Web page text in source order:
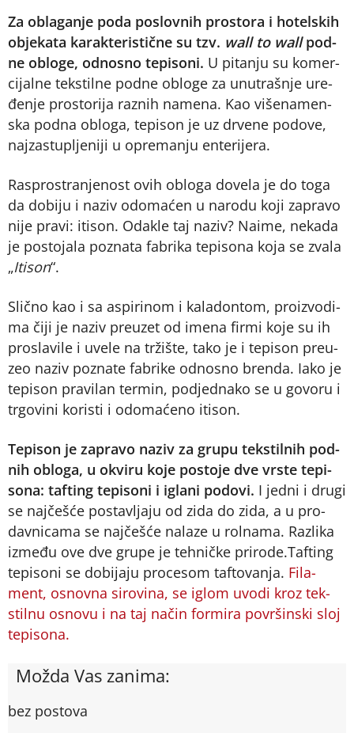
Za ob­la­ga­nje po­da po­slov­nih pro­sto­ra i ho­tel­skih
obje­ka­ta ka­rak­te­ri­stič­ne su tzv. wall to wallpod­
ne oblo­ge, od­no­sno te­pi­so­ni. U pi­ta­nju su ko­mer­
ci­jal­ne tek­stil­ne pod­ne oblo­ge za unu­tra­šnje ure­
đe­nje pro­sto­ri­ja ra­znih na­me­na. Kao vi­še­na­men­
ska pod­na oblo­ga, te­pi­son je uz dr­ve­ne po­do­ve,
naj­za­stu­plje­ni­ji u opre­ma­nju en­te­ri­je­ra.
Ras­pro­stra­nje­nost ovih oblo­ga do­ve­la je do to­ga
da do­bi­ju i na­ziv odo­ma­ćen u na­ro­du ko­ji za­pra­vo
ni­je pra­vi: iti­son. Oda­kle taj na­ziv? Na­i­me, ne­ka­da
je po­sto­ja­la po­zna­ta fa­bri­ka te­pi­so­na ko­ja se zva­la
„Iti­son“.
Slič­no kao i sa aspi­ri­nom i ka­la­don­tom, pro­iz­vo­di­
ma či­ji je na­ziv pre­u­zet od ime­na fir­mi ko­je su ih
pro­sla­vi­le i uve­le na tr­ži­šte, ta­ko je i te­pi­son pre­u­
zeo na­ziv po­zna­te fa­bri­ke od­no­sno bren­da. Iako je
te­pi­son pra­vi­lan ter­min, pod­jed­na­ko se u go­vo­ru i
tr­go­vi­ni ko­ri­sti i odo­ma­će­no iti­son.
Te­pi­son je za­pra­vo na­ziv za gru­pu tek­stil­nih pod­
nih oblo­ga, u okvi­ru ko­je po­sto­je dve vr­ste te­pi­
so­na: taf­ting te­pi­so­ni i igla­ni po­do­vi. I jed­ni i dru­gi
se naj­če­šće po­sta­vlja­ju od zi­da do zi­da, a u pro­
dav­ni­ca­ma se naj­če­šće na­la­ze u rol­na­ma. Raz­li­ka
iz­me­đu ove dve gru­pe je teh­nič­ke pri­ro­de.Taf­ting
te­pi­so­ni se do­bi­ja­ju pro­ce­som taf­to­va­nja. Fi­la­
ment, osnov­na si­ro­vi­na, se iglom uvo­di kroz tek­
stil­nu osno­vu i na taj na­čin for­mi­ra po­vr­šin­ski sloj
te­pi­so­na.
Možda Vas zanima:
bez postova